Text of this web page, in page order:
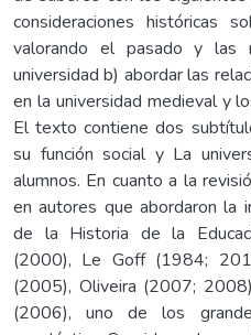
consideraciones históricas
valorando el pasado y las
universidad b) abordar las
en la universidad medieval y
El texto contiene dos
su función social y La
alumnos. En cuanto a la
en autores que abordaron la
de la Historia de la
(2000), Le Goff (1984;
(2005), Oliveira (2007;
(2006), uno de los